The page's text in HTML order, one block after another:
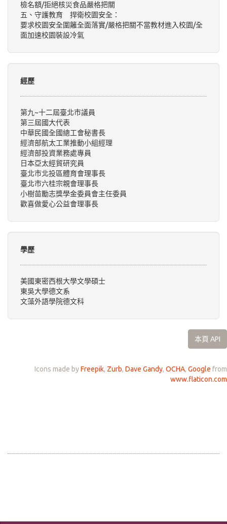
檢名額/拒絕核災食品嚴格把關
五、守護教育 捍衛校園安全：
要求校園安全圍籬全面落實/嚴格把關不當教材進入校園/全
面加速校園裝設冷氣
經歷
第九~十二屆臺北市議員
第三屆國大代表
中華民國全國總工會秘書長
經濟部航太工業推動小組經理
經濟部投資業務處專員
日本亞太經貿研究員
臺北市北投區體育會理事長
臺北市六桂宗親會理事長
小樹苗勵志獎學金委員會主任委員
歡喜做愛心公益會理事長
學歷
美國東密西根大學文學碩士
東吳大學德文系
文藻外語學院德文科
本頁 API
Icons made byFreepik, Zurb, Dave Gandy, OCHA, Google from
www.flaticon.com